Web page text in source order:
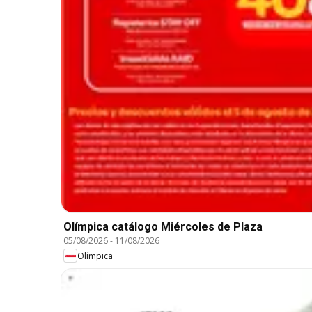
Olímpica catálogo Miércoles de Plaza
05/08/2026- 11/08/2026
Olímpica